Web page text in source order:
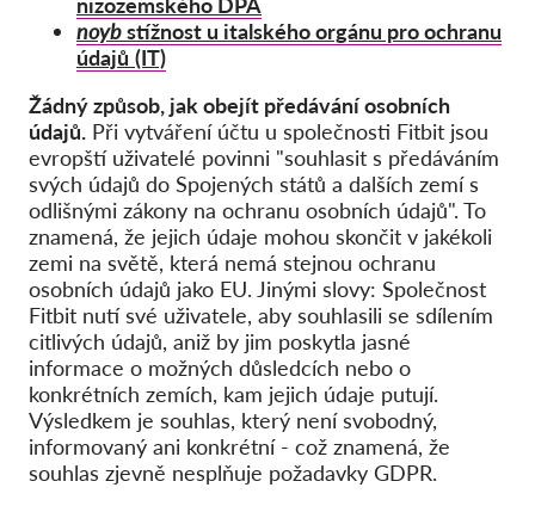
noybstížnost u italského orgánu pro ochranu
údajů (IT)
Žádný způsob, jak obejít předávání osobních
údajů. Při vytváření účtu u společnosti Fitbit jsou
evropští uživatelé povinni "souhlasit s předáváním
svých údajů do Spojených států a dalších zemí s
odlišnými zákony na ochranu osobních údajů". To
znamená, že jejich údaje mohou skončit v jakékoli
zemi na světě, která nemá stejnou ochranu
osobních údajů jako EU. Jinými slovy: Společnost
Fitbit nutí své uživatele, aby souhlasili se sdílením
citlivých údajů, aniž by jim poskytla jasné
informace o možných důsledcích nebo o
konkrétních zemích, kam jejich údaje putují.
Výsledkem je souhlas, který není svobodný,
informovaný ani konkrétní - což znamená, že
souhlas zjevně nesplňuje požadavky GDPR.